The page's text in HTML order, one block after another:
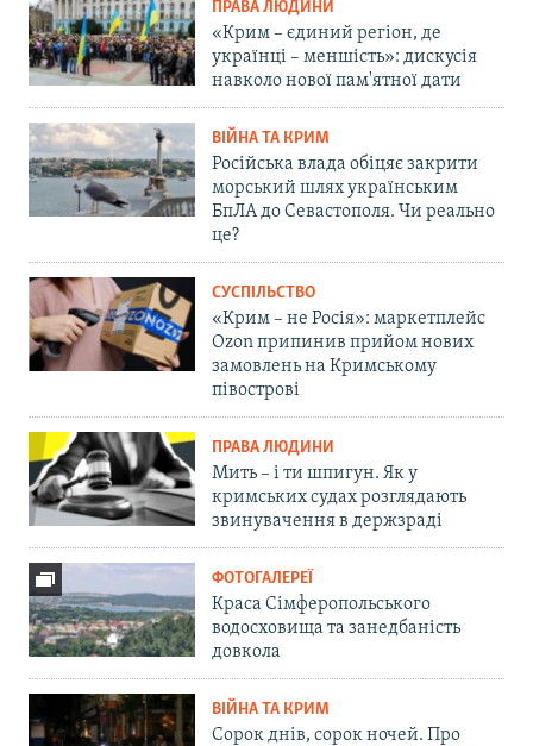
ПРАВА ЛЮДИНИ
«Крим – єдиний регіон, де
українці – меншість»: дискусія
навколо нової пам'ятної дати
ВІЙНА ТА КРИМ
Російська влада обіцяє закрити
морський шлях українським
БпЛА до Севастополя. Чи реально
це?
СУСПІЛЬСТВО
«Крим – не Росія»: маркетплейс
Ozon припинив прийом нових
замовлень на Кримському
півострові
ПРАВА ЛЮДИНИ
Мить – і ти шпигун. Як у
кримських судах розглядають
звинувачення в держзраді
ФОТОГАЛЕРЕЇ
Краса Сімферопольського
водосховища та занедбаність
довкола
ВІЙНА ТА КРИМ
Сорок днів, сорок ночей. Про